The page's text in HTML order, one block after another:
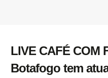
LIVE CAFÉ COM
Botafogo tem